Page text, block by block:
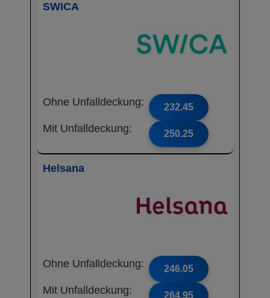
SWICA
Ohne Unfalldeckung: 232.45
Mit Unfalldeckung: 250.25
Helsana
Ohne Unfalldeckung: 246.05
Mit Unfalldeckung: 264.95